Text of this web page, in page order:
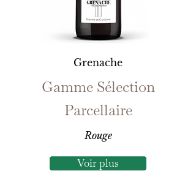
Grenache
Gamme Sélection
Parcellaire
Rouge
Voir plus